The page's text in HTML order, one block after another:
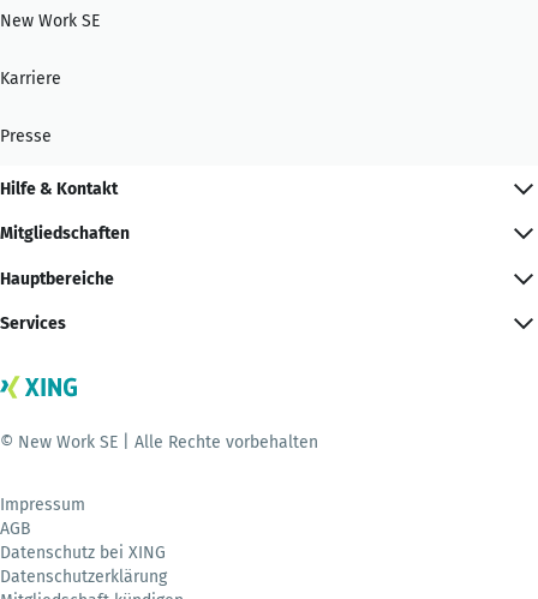
New Work SE
Karriere
Presse
Hilfe & Kontakt
Mitgliedschaften
Hauptbereiche
Services
© New Work SE | Alle Rechte vorbehalten
Impressum
AGB
Datenschutz bei XING
Datenschutzerklärung